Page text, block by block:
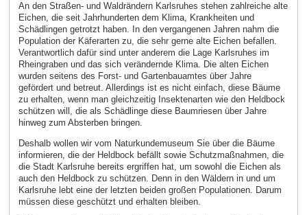
An den Straßen- und Waldrändern Karlsruhes stehen zahlreiche alte
Eichen, die seit Jahrhunderten dem Klima, Krankheiten und
Schädlingen getrotzt haben. In den vergangenen Jahren nahm die
Population der Käferarten zu, die sehr gerne alte Eichen befallen.
Verantwortlich dafür sind unter anderem die Lage Karlsruhes im
Rheingraben und das sich verändernde Klima. Die alten Eichen
wurden seitens des Forst- und Gartenbauamtes über Jahre
gefördert und betreut. Allerdings ist es nicht einfach, diese Bäume
zu erhalten, wenn man gleichzeitig Insektenarten wie den Heldbock
schützen will, die als Schädlinge diese Baumriesen über Jahre
hinweg zum Absterben bringen.
Deshalb wollen wir vom Naturkundemuseum Sie über die Bäume
informieren, die der Heldbock befällt sowie Schutzmaßnahmen, die
die Stadt Karlsruhe bereits ergriffen hat, um sowohl die Eichen als
auch den Heldbock zu schützen. Denn in den Wäldern in und um
Karlsruhe lebt eine der letzten beiden großen Populationen. Darum
müssen diese geschützt und erhalten bleiben.